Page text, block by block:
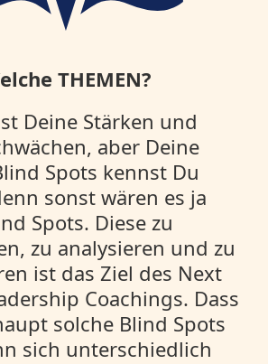
THEMEN?
Deine Stärken und
aber Deine
Spots kennst Du
sonst wären es ja
Spots. Diese zu
zu analysieren und zu
ist das Ziel des Next
Coachings. Dass
solche Blind Spots
sich unterschiedlich